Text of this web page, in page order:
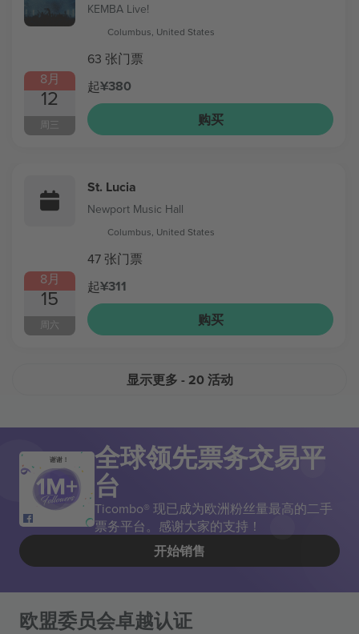
8月
12
周三
KEMBA Live!
Columbus, United States
63 张门票
起¥380
购买
8月
15
周六
St. Lucia
Newport Music Hall
Columbus, United States
47 张门票
起¥311
购买
显示更多 - 20 活动
谢谢！ 全球领先票务交易平
台
Ticombo® 现已成为欧洲粉丝量最高的二手
票务平台。感谢大家的支持！
开始销售
欧盟委员会卓越认证